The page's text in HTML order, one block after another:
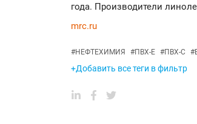
года. Производители
mrc.ru
#НЕФТЕХИМИЯ #ПВХ-Е #ПВХ-С #
+Добавить все теги в фильтр